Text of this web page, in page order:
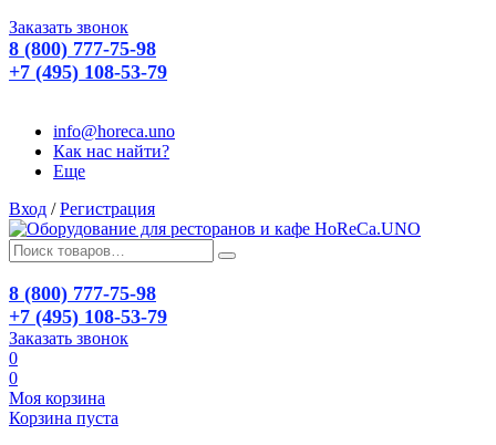
Заказать звонок
8 (800) 777-75-98
+7 (495) 108-53-79
info@horeca.uno
Как нас найти?
Еще
Вход / Регистрация
8 (800) 777-75-98
+7 (495) 108-53-79
Заказать звонок
0
0
Моя корзина
Корзина пуста